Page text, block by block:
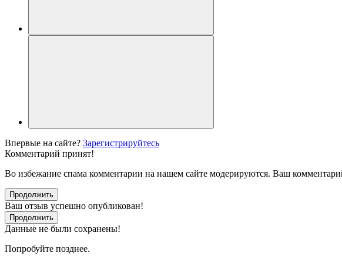
Впервые на сайте? Зарегистрируйтесь
Комментарий принят!
Во избежание спама комментарии на нашем сайте модерируются. Ваш
Продолжить
Ваш отзыв успешно опубликован!
Продолжить
Данные не были сохранены!
Попробуйте позднее.